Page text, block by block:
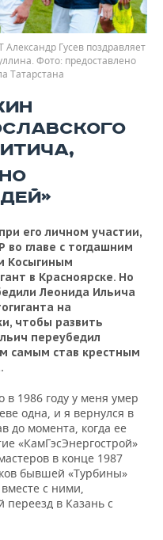
Гусев поздравляет
предоставлено
Татарстана
его личном участии,
во главе с тогдашним
Косыгиным
в Красноярске. Но
Леонида Ильича
на
чтобы развить
переубедил
самым став крестным
1986 году у меня умер
одна, и я вернулся в
до момента, когда ее
«КамГэсЭнергострой»
в конце 1987
бывшей «Турбины»
с ними,
переезд в Казань с